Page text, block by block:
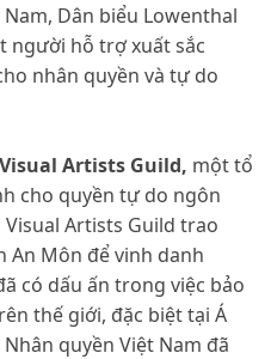
Dân biểu Lowenthal
người hỗ trợ xuất sắc
nhân quyền và tự do
Artists Guild, một tổ
cho quyền tự do ngôn
Artists Guild trao
An Môn để vinh danh
có dấu ấn trong việc bảo
thế giới, đặc biệt tại Á
quyền Việt Nam đã